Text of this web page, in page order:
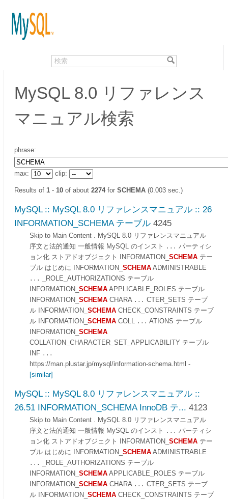
MySQL 8.0 リファレンス
マニュアル検索
phrase:
max: clip:
Results of 1 - 10 of about 2274for SCHEMA (0.003 sec.)
MySQL :: MySQL 8.0 リファレンスマニュアル :: 26
INFORMATION_SCHEMA テーブル 4245
Skip to Main Content . MySQL 8.0 リファレンスマニュアル
序文と法的通知 一般情報 MySQL のインスト
... パーティシ
ョン化 ストアドオブジェクト INFORMATION_ SCHEMA テー
ブル はじめに INFORMATION_ SCHEMA ADMINISTRABLE
...
_ROLE_AUTHORIZATIONS テーブル
INFORMATION_ SCHEMA APPLICABLE_ROLES テーブル
INFORMATION_ SCHEMA CHARA ... CTER_SETS テーブ
ル INFORMATION_ SCHEMA CHECK_CONSTRAINTS テーブ
ル INFORMATION_ SCHEMA COLL ... ATIONS テーブル
INFORMATION_ SCHEMA
COLLATION_CHARACTER_SET_APPLICABILITY テーブル
INF ...
https://man.plustar.jp/mysql/information-schema.html -
[similar]
MySQL :: MySQL 8.0 リファレンスマニュアル ::
26.51 INFORMATION_SCHEMA InnoDB テ... 4123
Skip to Main Content . MySQL 8.0 リファレンスマニュアル
序文と法的通知 一般情報 MySQL のインスト
...
パーティシ
ョン化 ストアドオブジェクト INFORMATION_ SCHEMA テー
ブル はじめに INFORMATION_ SCHEMA ADMINISTRABLE
...
_ROLE_AUTHORIZATIONS テーブル
INFORMATION_ SCHEMA APPLICABLE_ROLES テーブル
INFORMATION_ SCHEMA CHARA ... CTER_SETS テーブ
ル INFORMATION_ SCHEMA CHECK_CONSTRAINTS テーブ